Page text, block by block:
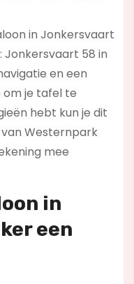
in Jonkersvaart
Jonkersvaart 58 in
en een
om je tafel te
hebt kun je dit
Westernpark
mee
in
een